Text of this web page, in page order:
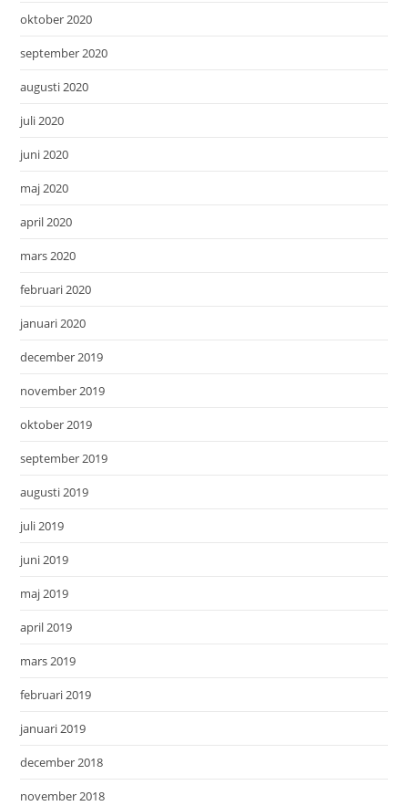
oktober 2020
september 2020
augusti 2020
juli 2020
juni 2020
maj 2020
april 2020
mars 2020
februari 2020
januari 2020
december 2019
november 2019
oktober 2019
september 2019
augusti 2019
juli 2019
juni 2019
maj 2019
april 2019
mars 2019
februari 2019
januari 2019
december 2018
november 2018